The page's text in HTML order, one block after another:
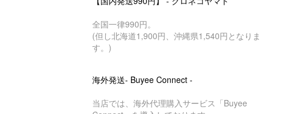
全国一律990円。
(但し北海道1,900円、沖縄県1,540円となりま
す。)
海外発送- Buyee Connect -
当店では、海外代理購入サービス「Buyee